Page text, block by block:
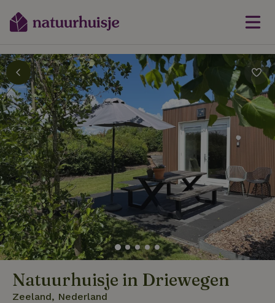
Natuurhuisje in Driewegen
Zeeland, Nederland